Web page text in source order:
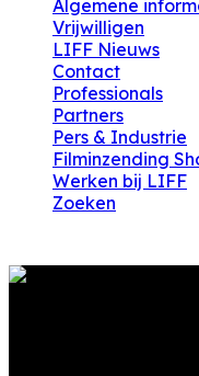
Algemene
Vrijwilligen
LIFF Nieuws
Contact
Professionals
Partners
Pers & Industrie
Filminzending
Werken bij LIFF
Zoeken